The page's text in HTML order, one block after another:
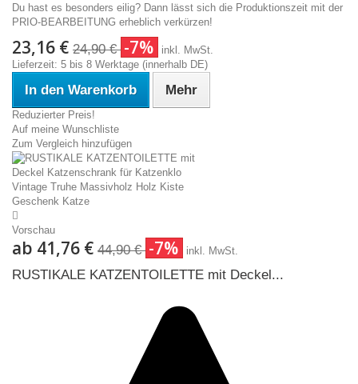
Du hast es besonders eilig? Dann lässt sich die Produktionszeit mit der
PRIO-BEARBEITUNG erheblich verkürzen!
23,16 € 24,90 € -7%
inkl. MwSt.
Lieferzeit: 5 bis 8 Werktage (innerhalb DE)
In den Warenkorb Mehr
Reduzierter Preis!
Auf meine Wunschliste
Zum Vergleich hinzufügen
Vorschau
ab 41,76 € 44,90 € -7% inkl. MwSt.
RUSTIKALE KATZENTOILETTE mit Deckel...